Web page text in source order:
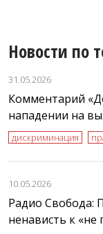
Новости по
31.05.2026
Комментарий
нападении на
дискриминация
10.05.2026
Радио Свобода:
ненависть к